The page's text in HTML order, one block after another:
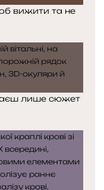
вижити та не
лише сюжет